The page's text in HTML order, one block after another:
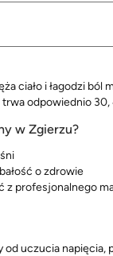
ciało i łagodzi
trwa odpowiednio
w Zgierzu?
o zdrowie
z profesjonalnego
od uczucia